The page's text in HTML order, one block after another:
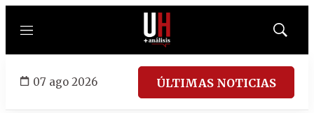
Menú
Mostrar
07 ago 2026 ÚLTIMAS NOTICIAS